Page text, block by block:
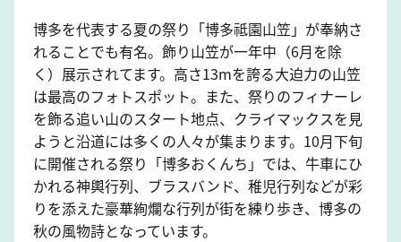
博多を代表する夏の祭り「博多祗園山笠」が奉納さ
れることでも有名。飾り山笠が一年中（6月を除
く）展示されてます。高さ13mを誇る大迫力の山笠
は最高のフォトスポット。また、祭りのフィナーレ
を飾る追い山のスタート地点、クライマックスを見
ようと沿道には多くの人々が集まります。10月下旬
に開催される祭り「博多おくんち」では、牛車にひ
かれる神輿行列、ブラスバンド、稚児行列などが彩
りを添えた豪華絢爛な行列が街を練り歩き、博多の
秋の風物詩となっています。